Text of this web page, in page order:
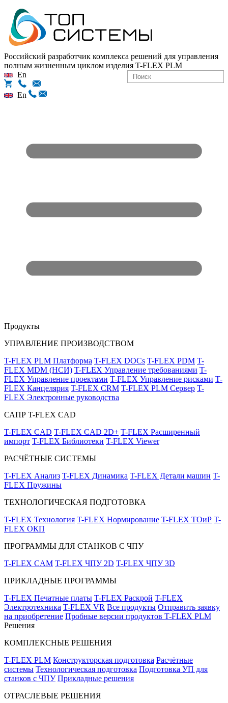
Российский разработчик комплекса решений для управления
полным жизненным циклом изделия T-FLEX PLM
En
En
Продукты
УПРАВЛЕНИЕ ПРОИЗВОДСТВОМ
T-FLEX PLM Платформа T-FLEX DOCs T-FLEX PDM T-
FLEX MDM (НСИ) T-FLEX Управление требованиями T-
FLEX Управление проектами T-FLEX Управление рисками T-
FLEX Канцелярия T-FLEX CRM T-FLEX PLM Сервер T-
FLEX Электронные руководства
САПР T-FLEX CAD
T-FLEX CAD T-FLEX CAD 2D+ T-FLEX Расширенный
импорт T-FLEX Библиотеки T-FLEX Viewer
РАСЧЁТНЫЕ СИСТЕМЫ
T-FLEX Анализ T-FLEX Динамика T-FLEX Детали машин T-
FLEX Пружины
ТЕХНОЛОГИЧЕСКАЯ ПОДГОТОВКА
T-FLEX Технология T-FLEX Нормирование T-FLEX ТОиР T-
FLEX ОКП
ПРОГРАММЫ ДЛЯ СТАНКОВ С ЧПУ
T-FLEX CAM T-FLEX ЧПУ 2D T-FLEX ЧПУ 3D
ПРИКЛАДНЫЕ ПРОГРАММЫ
T-FLEX Печатные платы T-FLEX Раскрой T-FLEX
Электротехника T-FLEX VR Все продукты Отправить заявку
на приобретение Пробные версии продуктов T-FLEX PLM
Решения
КОМПЛЕКСНЫЕ РЕШЕНИЯ
T-FLEX PLM Конструкторская подготовка Расчётные
системы Технологическая подготовка Подготовка УП для
станков с ЧПУ Прикладные решения
ОТРАСЛЕВЫЕ РЕШЕНИЯ